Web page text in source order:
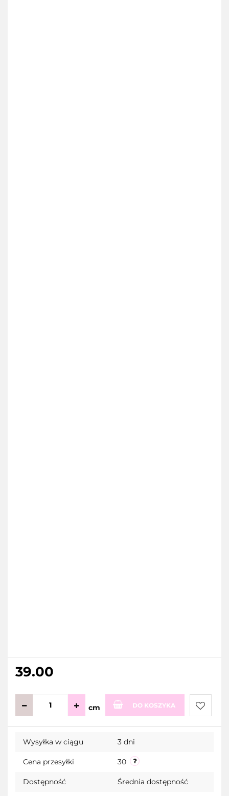
39.00
cm DO KOSZYKA
Do
Wysyłka w ciągu 3 dni
Cena przesyłki 30
Dostępność Średnia dostępność